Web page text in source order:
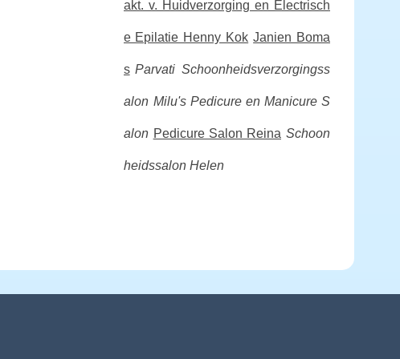
akt. v. Huidverzorging en Electrisch
e Epilatie Henny Kok Janien Boma
s Parvati Schoonheidsverzorgingss
alon Milu's Pedicure en Manicure S
alon Pedicure Salon Reina Schoon
heidssalon Helen